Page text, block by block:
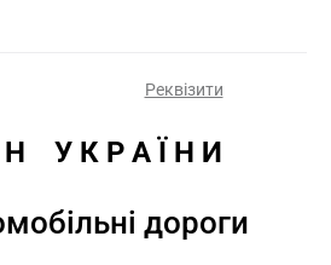
Реквізити
У К Р А Ї Н И
дороги